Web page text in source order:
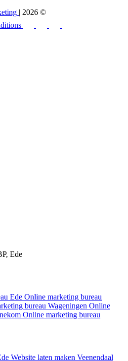
| 2026 ©
Ede
Ede Online marketing bureau
bureau Wageningen Online
Online marketing bureau
Website laten maken Veenendaal